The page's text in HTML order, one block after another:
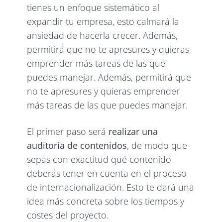
tienes un enfoque sistemático al
expandir tu empresa, esto calmará la
ansiedad de hacerla crecer. Además,
permitirá que no te apresures y quieras
emprender más tareas de las que
puedes manejar. Además, permitirá que
no te apresures y quieras emprender
más tareas de las que puedes manejar.
El primer paso será realizar una
auditoría de contenidos, de modo que
sepas con exactitud qué contenido
deberás tener en cuenta en el proceso
de internacionalización. Esto te dará una
idea más concreta sobre los tiempos y
costes del proyecto.